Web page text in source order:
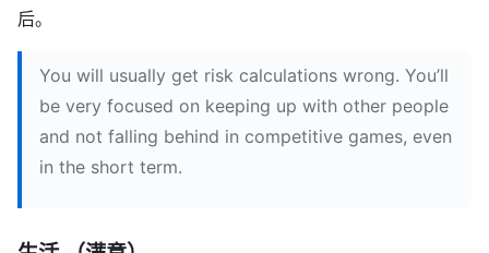
后。
You will usually get risk calculations wrong. You’ll
be very focused on keeping up with other people
and not falling behind in competitive games, even
in the short term.